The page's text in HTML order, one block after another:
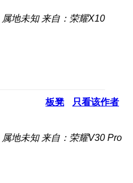
属地未知 来自：荣耀X10
板凳 只看该作者
属地未知 来自：荣耀V30 Pro